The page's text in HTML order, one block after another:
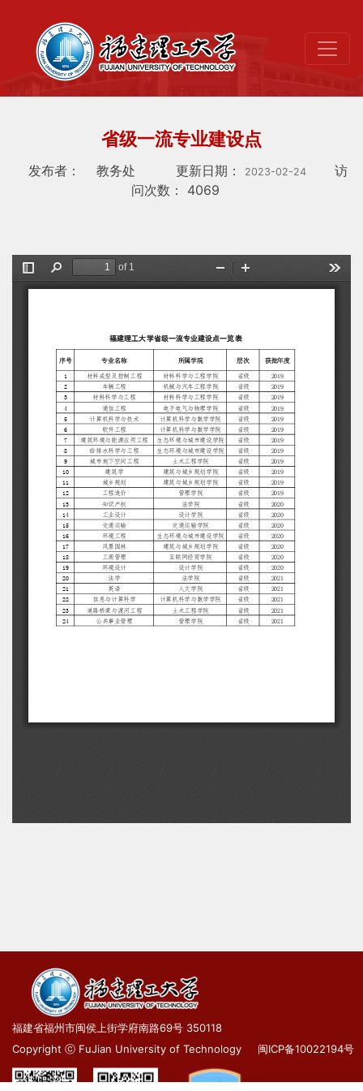
省级一流专业建设点
发布者： 教务处 更新日期： 2023-02-24
访
问次数： 4069
福建省福州市闽侯上街学府南路69号 350118
Copyright ⓒ FuJian University of Technology
闽ICP备10022194号